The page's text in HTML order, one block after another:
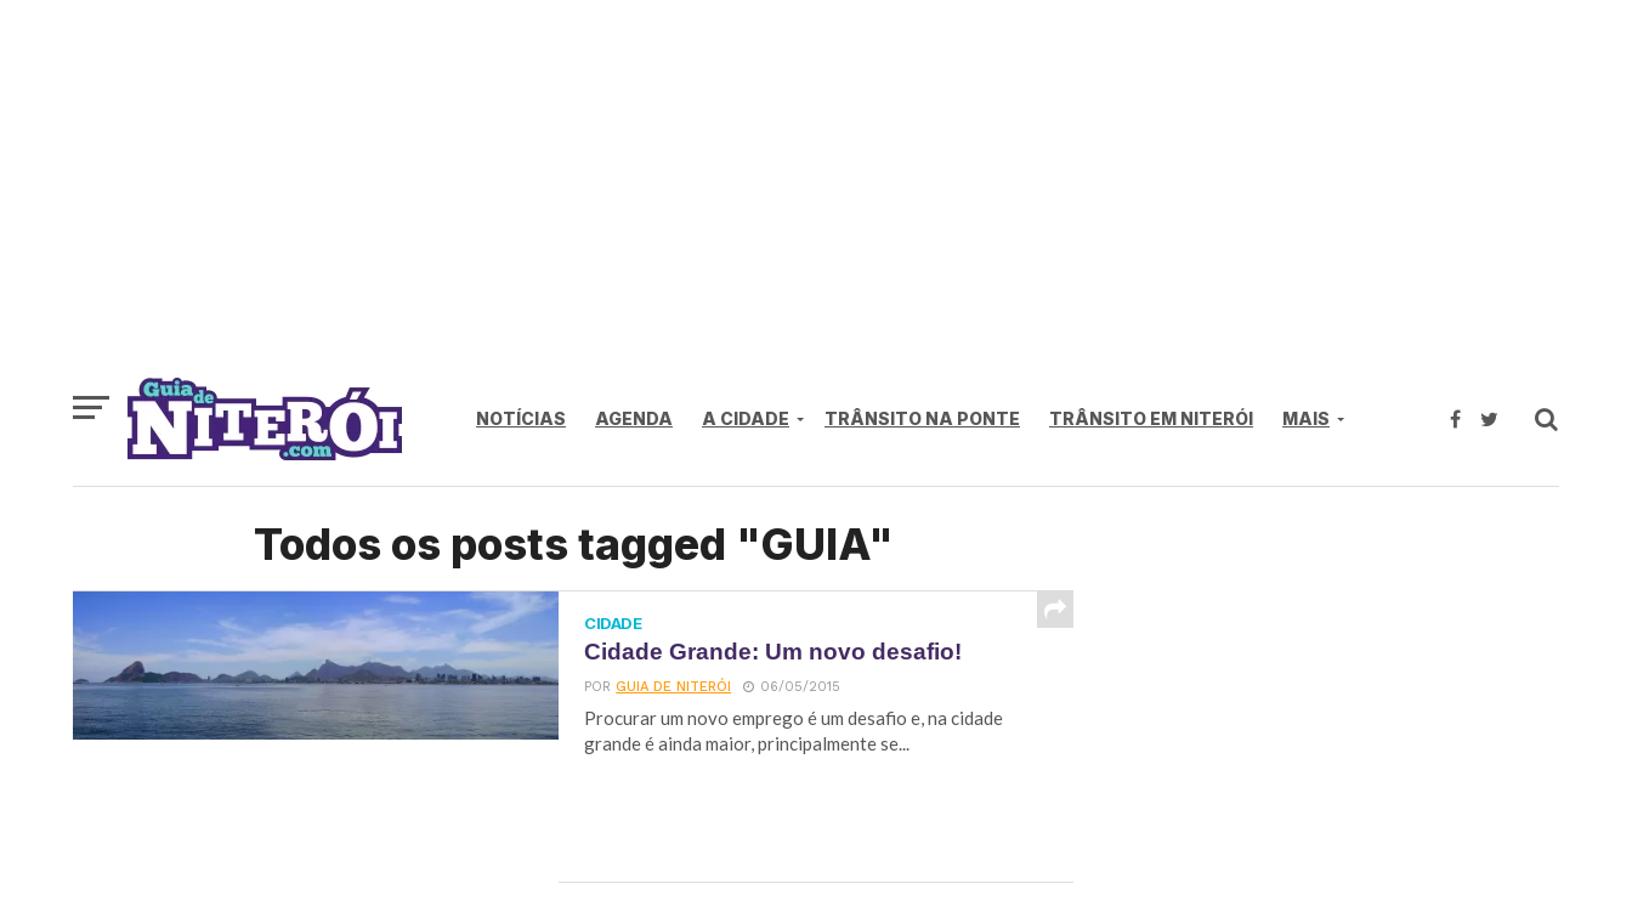
NOTÍCIAS AGENDA A CIDADE TRÂNSITO NA PONTE TRÂNSITO EM NITERÓI MAIS
Todos os posts tagged "GUIA"
CIDADE
Cidade Grande: Um novo desafio!
PORGUIA DE NITERÓI 06/05/2015
Procurar um novo emprego é um desafio e, na cidade
grande é ainda maior, principalmente se...